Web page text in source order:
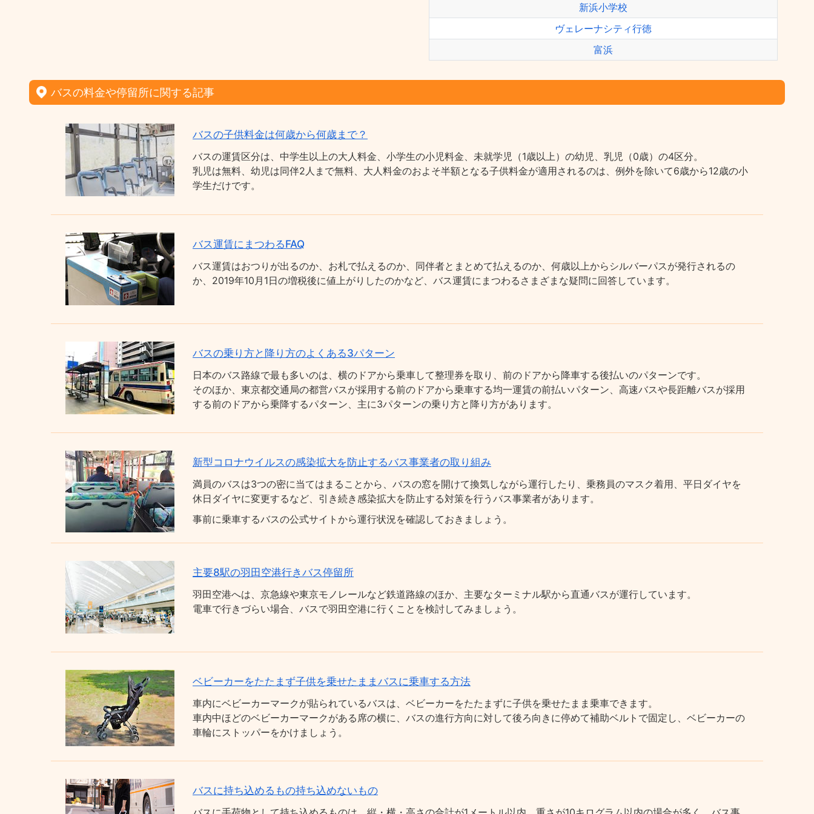
新浜小学校
ヴェレーナシティ行徳
富浜
バスの料金や停留所に関する記事
バスの子供料金は何歳から何歳まで？
バスの運賃区分は、中学生以上の大人料金、小学生の小児料金、未就学児（1歳以上）の幼児、乳児（0歳）の4区分。
乳児は無料、幼児は同伴2人まで無料、大人料金のおよそ半額となる子供料金が適用されるのは、例外を除いて6歳から12歳の小
学生だけです。
バス運賃にまつわるFAQ
バス運賃はおつりが出るのか、お札で払えるのか、同伴者とまとめて払えるのか、何歳以上からシルバーパスが発行されるの
か、2019年10月1日の増税後に値上がりしたのかなど、バス運賃にまつわるさまざまな疑問に回答しています。
バスの乗り方と降り方のよくある3パターン
日本のバス路線で最も多いのは、横のドアから乗車して整理券を取り、前のドアから降車する後払いのパターンです。
そのほか、東京都交通局の都営バスが採用する前のドアから乗車する均一運賃の前払いパターン、高速バスや長距離バスが採用
する前のドアから乗降するパターン、主に3パターンの乗り方と降り方があります。
新型コロナウイルスの感染拡大を防止するバス事業者の取り組み
満員のバスは3つの密に当てはまることから、バスの窓を開けて換気しながら運行したり、乗務員のマスク着用、平日ダイヤを
休日ダイヤに変更するなど、引き続き感染拡大を防止する対策を行うバス事業者があります。
事前に乗車するバスの公式サイトから運行状況を確認しておきましょう。
主要8駅の羽田空港行きバス停留所
羽田空港へは、京急線や東京モノレールなど鉄道路線のほか、主要なターミナル駅から直通バスが運行しています。
電車で行きづらい場合、バスで羽田空港に行くことを検討してみましょう。
ベビーカーをたたまず子供を乗せたままバスに乗車する方法
車内にベビーカーマークが貼られているバスは、ベビーカーをたたまずに子供を乗せたまま乗車できます。
車内中ほどのベビーカーマークがある席の横に、バスの進行方向に対して後ろ向きに停めて補助ベルトで固定し、ベビーカーの
車輪にストッパーをかけましょう。
バスに持ち込めるもの持ち込めないもの